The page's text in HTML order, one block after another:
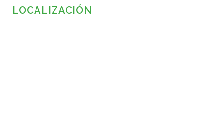
LOCALIZACIÓN